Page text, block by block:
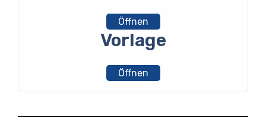
Öffnen
Vorlage
Öffnen